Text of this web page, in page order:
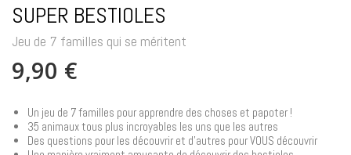
SUPER BESTIOLES
Jeu de 7 familles qui se méritent
9,90 €
Un jeu de 7 familles pour apprendre des choses et papoter !
35 animaux tous plus incroyables les uns que les autres
Des questions pour les découvrir et d'autres pour VOUS découvrir